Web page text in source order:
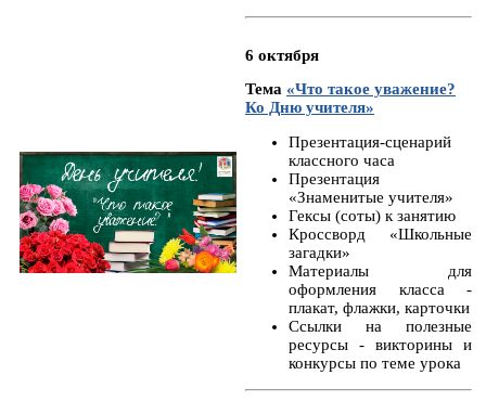
6 октября
Тема «Что такое уважение?
Ко Дню учителя»
Презентация-сценарий
классного часа
Презентация
«Знаменитые учителя»
Гексы (соты) к занятию
Кроссворд «Школьные
загадки»
Материалы для
оформления класса -
плакат, флажки, карточки
Ссылки на полезные
ресурсы - викторины и
конкурсы по теме урока